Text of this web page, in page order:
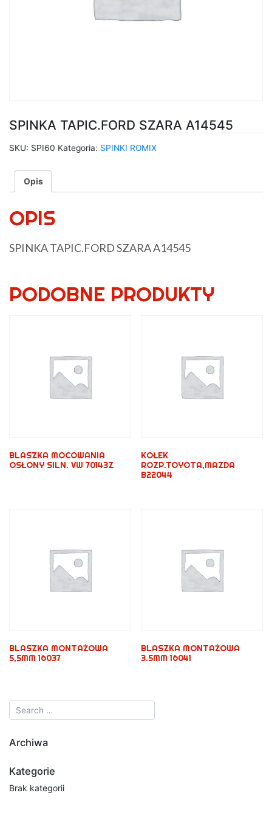
SPINKA TAPIC.FORD SZARA A14545
SKU: SPI60 Kategoria: SPINKI ROMIX
Opis
OPIS
SPINKA TAPIC.FORD SZARA A14545
PODOBNE PRODUKTY
BLASZKA MOCOWANIA
OSŁONY SILN. VW 70143Z
KOŁEK
ROZP.TOYOTA,MAZDA
B22044
BLASZKA MONTAŻOWA
5,5MM 16037
BLASZKA MONTAŻOWA
3.5MM 16041
Archiwa
Kategorie
Brak kategorii